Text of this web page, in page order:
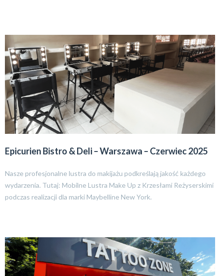
Epicurien Bistro & Deli – Warszawa – Czerwiec 2025
Nasze profesjonalne lustra do makijażu podkreślają jakość każdego
wydarzenia. Tutaj: Mobilne Lustra Make Up z Krzesłami Reżyserskimi
podczas realizacji dla marki Maybelline New York.